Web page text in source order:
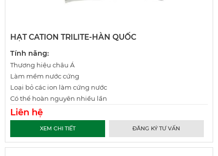
HẠT CATION TRILITE-HÀN QUỐC
Tính năng:
Thương hiệu châu Á
Làm mềm nước cứng
Loại bỏ các ion làm cứng nước
Có thể hoàn nguyên nhiều lần
Liên hệ
XEM CHI TIẾT ĐĂNG KÝ TƯ VẤN